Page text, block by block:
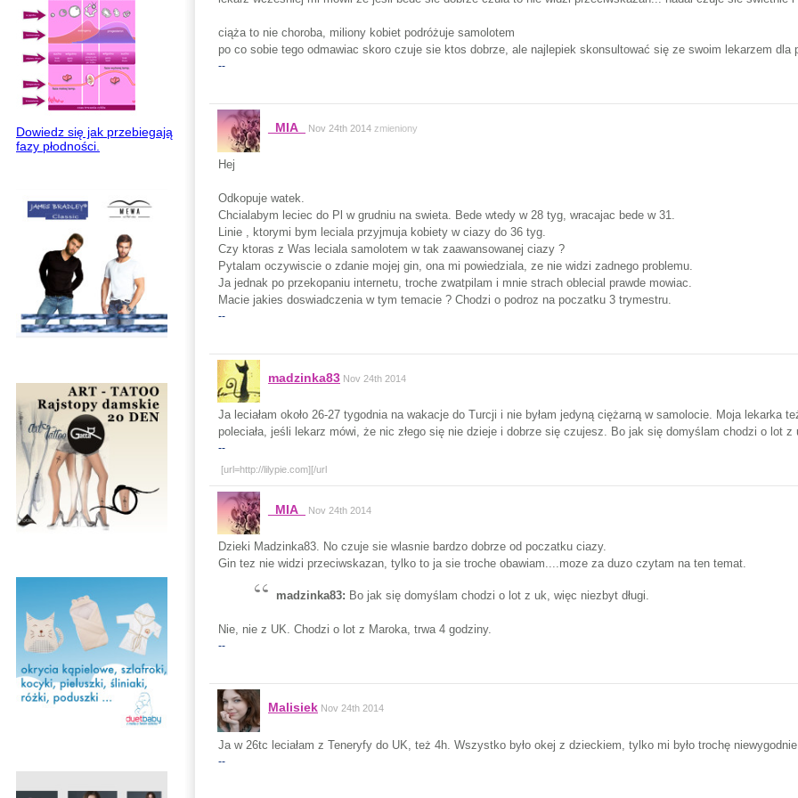
Dowiedz się jak przebiegają
fazy płodności.
ciąża to nie choroba, miliony kobiet podróżuje samolotem
po co sobie tego odmawiac skoro czuje sie ktos dobrze, ale najlepiek skonsultować się ze swoim lekarzem dla
--
_MIA_ Nov 24th 2014 zmieniony
Hej
Odkopuje watek.
Chcialabym leciec do Pl w grudniu na swieta. Bede wtedy w 28 tyg, wracajac bede w 31.
Linie , ktorymi bym leciala przyjmuja kobiety w ciazy do 36 tyg.
Czy ktoras z Was leciala samolotem w tak zaawansowanej ciazy ?
Pytalam oczywiscie o zdanie mojej gin, ona mi powiedziala, ze nie widzi zadnego problemu.
Ja jednak po przekopaniu internetu, troche zwatpilam i mnie strach oblecial prawde mowiac.
Macie jakies doswiadczenia w tym temacie ? Chodzi o podroz na poczatku 3 trymestru.
--
madzinka83 Nov 24th 2014
Ja leciałam około 26-27 tygodnia na wakacje do Turcji i nie byłam jedyną ciężarną w samolocie. Moja lekarka
poleciała, jeśli lekarz mówi, że nic złego się nie dzieje i dobrze się czujesz. Bo jak się domyślam chodzi o lot z
--
[url=http://lilypie.com][/url
_MIA_ Nov 24th 2014
Dzieki Madzinka83. No czuje sie wlasnie bardzo dobrze od poczatku ciazy.
Gin tez nie widzi przeciwskazan, tylko to ja sie troche obawiam....moze za duzo czytam na ten temat.
madzinka83: Bo jak się domyślam chodzi o lot z uk, więc niezbyt długi.
Nie, nie z UK. Chodzi o lot z Maroka, trwa 4 godziny.
--
Malisiek Nov 24th 2014
Ja w 26tc leciałam z Teneryfy do UK, też 4h. Wszystko było okej z dzieckiem, tylko mi było trochę
--